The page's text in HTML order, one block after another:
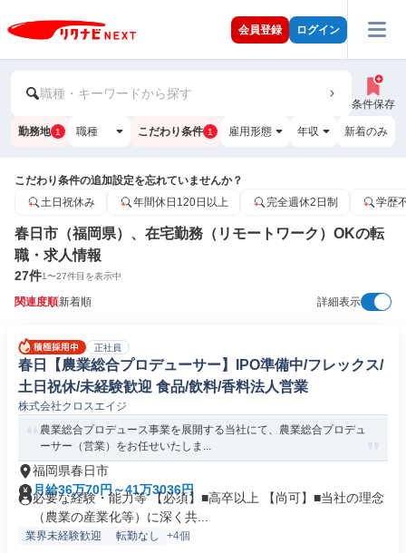
会員登録 ログイン
職種・キーワードから探す
条件保存
勤務地 1 職種 こだわり条件 1 雇用形態 年収 新着のみ
こだわり条件の追加設定を忘れていませんか？
土日祝休み
年間休日120日以上 完全週休2日制 学歴
春日市（福岡県）、在宅勤務（リモートワーク）OKの転
職・求人情報
27件1〜27件目を表示中
関連度順新着順 詳細表示
正社員
春日【農業総合プロデューサー】IPO準備中/フレックス/
土日祝休/未経験歓迎 食品/飲料/香料法人営業
株式会社クロスエイジ
農業総合プロデュース事業を展開する当社にて、農業総合プロデュ
ーサー（営業）をお任せいたしま...
福岡県春日市
月給36万70円～41万3036円
必要な経験・能力等 【必須】■高卒以上 【尚可】■当社の理念
（農業の産業化等）に深く共...
業界未経験歓迎 転勤なし +4個